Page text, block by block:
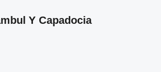
Y Capadocia